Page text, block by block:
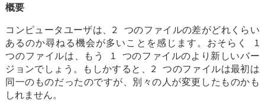
概要
コンピュータユーザは、2 つのファイルの差がどれくらい
あるのか尋ねる機会が多いことを感じます。おそらく 1
つのファイルは、もう 1 つのファイルのより新しいバー
ジョンでしょう。もしかすると、2 つのファイルは最初は
同一のものだったのですが、別々の人が変更したものかも
しれません。